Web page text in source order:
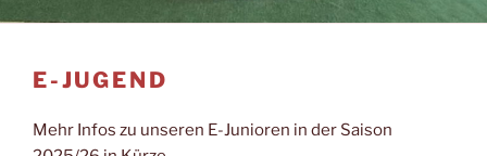
E-JUGEND
Mehr Infos zu unseren E-Junioren in der Saison